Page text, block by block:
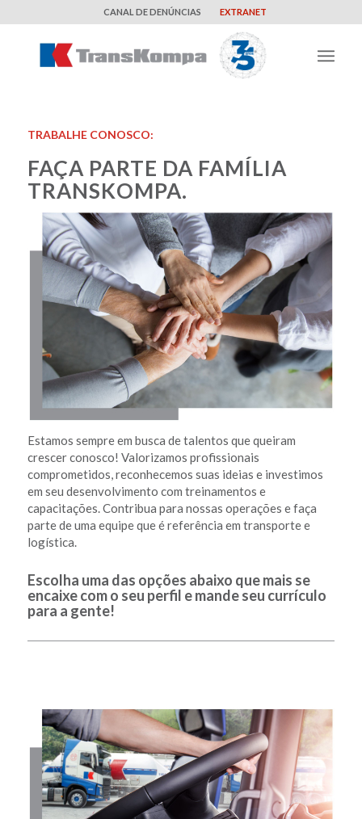
CANAL DE DENÚNCIAS EXTRANET
TRABALHE CONOSCO:
FAÇA PARTE DA FAMÍLIA
TRANSKOMPA.
Estamos sempre em busca de talentos que queiram
crescer conosco! Valorizamos profissionais
comprometidos, reconhecemos suas ideias e investimos
em seu desenvolvimento com treinamentos e
capacitações. Contribua para nossas operações e faça
parte de uma equipe que é referência em transporte e
logística.
Escolha uma das opções abaixo que mais se
encaixe com o seu perfil e mande seu currículo
para a gente!